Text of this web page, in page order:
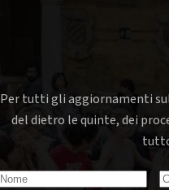
Per tutti gli aggiornamenti sul
del dietro le quinte, dei